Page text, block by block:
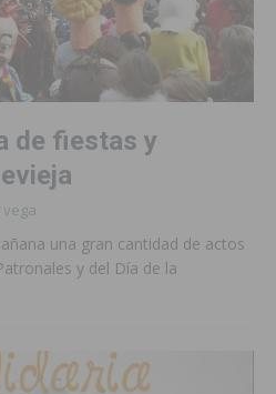
de fiestas y
una gran cantidad de actos
y del Día de la